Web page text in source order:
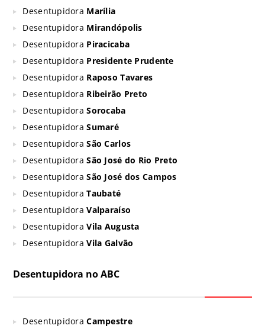
Desentupidora Marília
Desentupidora Mirandópolis
Desentupidora Piracicaba
Desentupidora Presidente Prudente
Desentupidora Raposo Tavares
Desentupidora Ribeirão Preto
DesentupidoraSorocaba
DesentupidoraSumaré
DesentupidoraSão Carlos
DesentupidoraSão José do Rio Preto
DesentupidoraSão José dos Campos
DesentupidoraTaubaté
DesentupidoraValparaíso
DesentupidoraVila Augusta
DesentupidoraVila Galvão
Desentupidora no ABC
DesentupidoraCampestre